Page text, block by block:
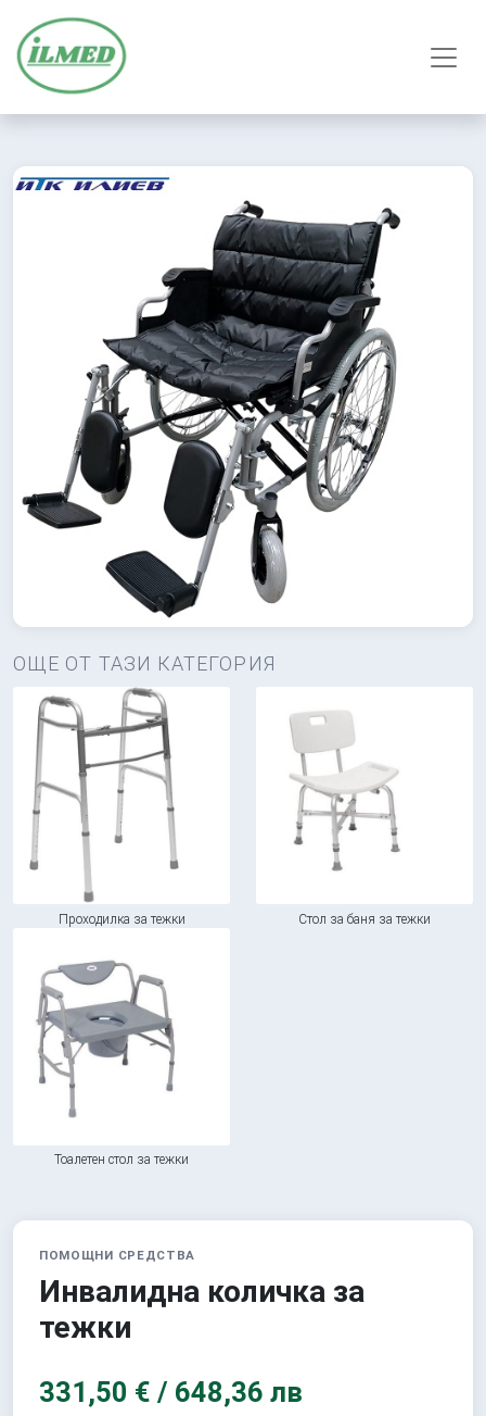
ОЩЕ ОТ ТАЗИ КАТЕГОРИЯ
Проходилка за тежки Стол за баня за тежки
Тоалетен стол за тежки
ПОМОЩНИ СРЕДСТВА
Инвалидна количка за
тежки
331,50 € / 648,36 лв